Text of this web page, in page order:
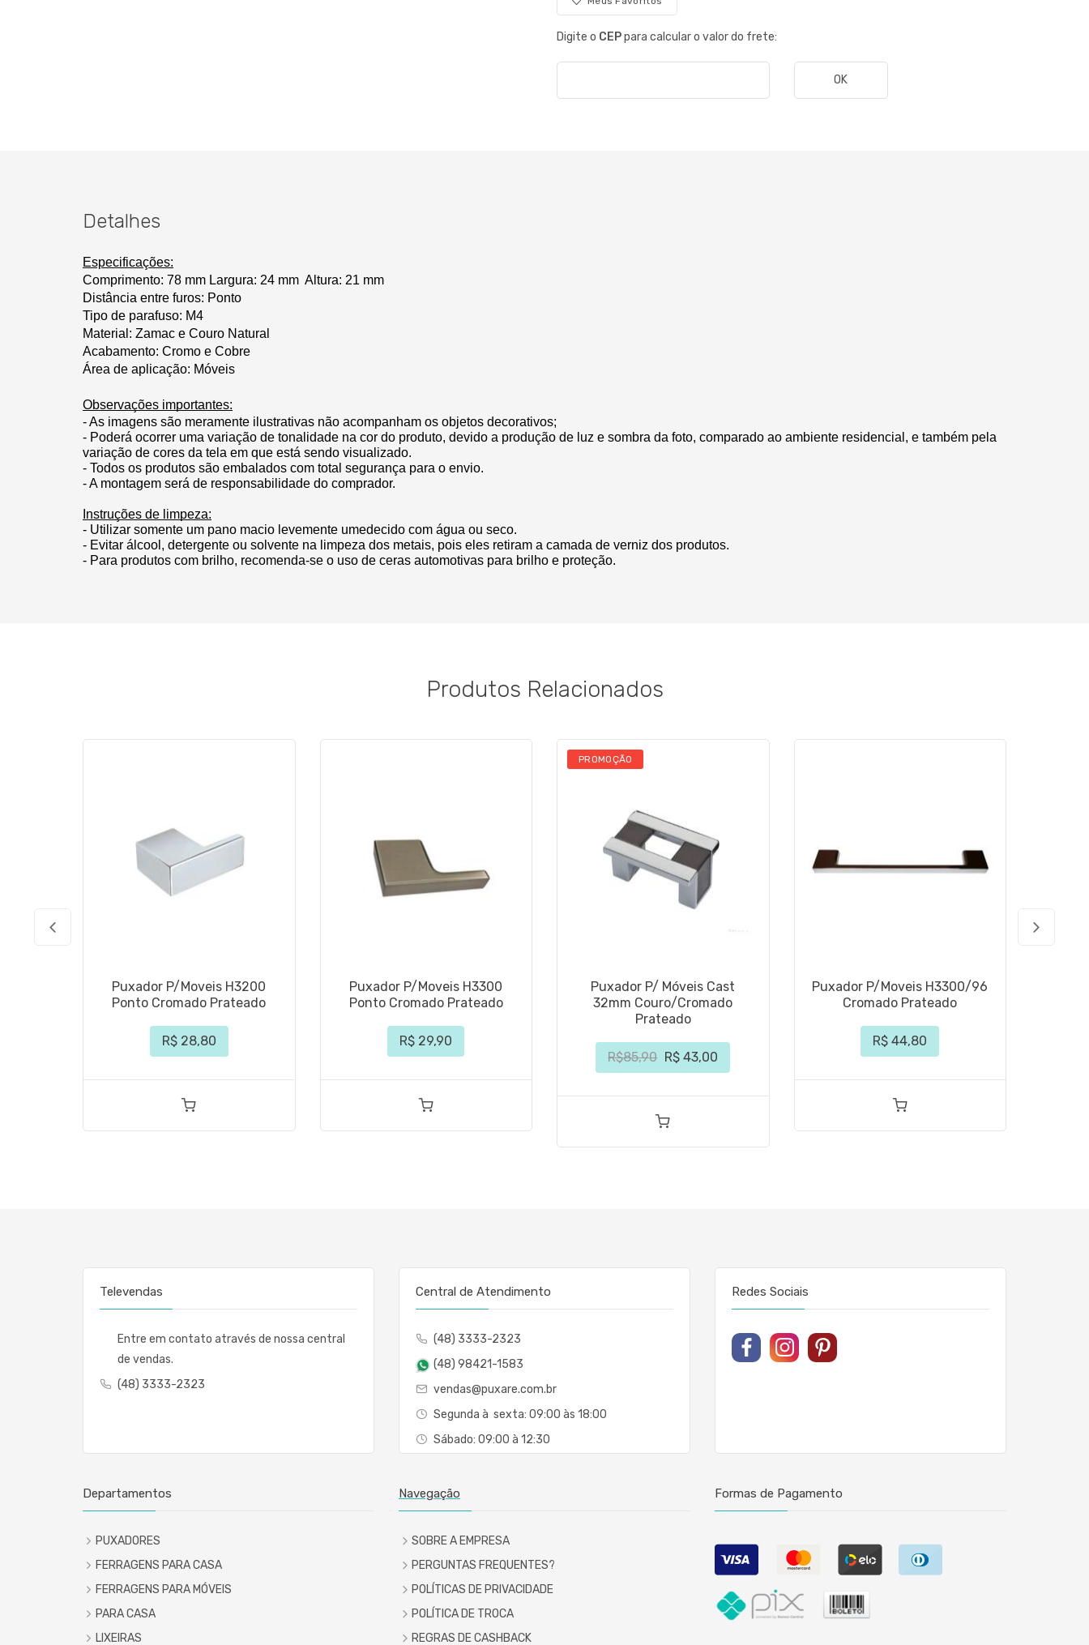
Digite o CEPpara calcular o valor do frete:
OK
Detalhes
Especificações:
Comprimento: 78 mm Largura: 24 mm Altura: 21 mm
Distância entre furos: Ponto
Tipo de parafuso: M4
Material: Zamac e Couro Natural
Acabamento: Cromo e Cobre
Área de aplicação: Móveis
Observações importantes:
- As imagens são meramente ilustrativas não acompanham os objetos decorativos;
- Poderá ocorrer uma variação de tonalidade na cor do produto, devido a produção de luz e sombra da foto, comparado ao ambiente residencial, e também pela
variação de cores da tela em que está sendo visualizado.
- Todos os produtos são embalados com total segurança para o envio.
- A montagem será de responsabilidade do comprador.
Instruções de limpeza:
- Utilizar somente um pano macio levemente umedecido com água ou seco.
- Evitar álcool, detergente ou solvente na limpeza dos metais, pois eles retiram a camada de verniz dos produtos.
- Para produtos com brilho, recomenda-se o uso de ceras automotivas para brilho e proteção.
Produtos Relacionados
Puxador P/Moveis H3200
Ponto Cromado Prateado
R$ 28,80
Puxador P/Moveis H3300
Ponto Cromado Prateado
R$ 29,90
PROMOÇÃO
Puxador P/ Móveis Cast
32mm Couro/Cromado
Prateado
R$85,90 R$ 43,00
Puxador P/Moveis H3300/96
Cromado Prateado
R$ 44,80
Televendas
Entre em contato através de nossa central
de vendas.
(48) 3333-2323
Central de Atendimento
(48) 3333-2323
(48) 98421-1583
vendas@puxare.com.br
Segunda à sexta: 09:00 às 18:00
Sábado: 09:00 à 12:30
Redes Sociais
Departamentos
PUXADORES
FERRAGENS PARA CASA
FERRAGENS PARA MÓVEIS
PARA CASA
LIXEIRAS
Navegação
SOBRE A EMPRESA
PERGUNTAS FREQUENTES?
POLÍTICAS DE PRIVACIDADE
POLÍTICA DE TROCA
REGRAS DE CASHBACK
Formas de Pagamento